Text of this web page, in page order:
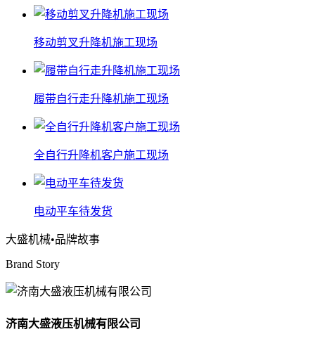
移动剪叉升降机施工现场
履带自行走升降机施工现场
全自行升降机客户施工现场
电动平车待发货
大盛机械•品牌故事
Brand Story
济南大盛液压机械有限公司